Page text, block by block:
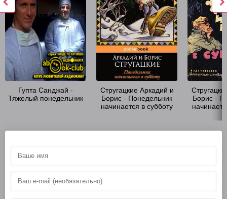
Гупта Санджай -
Тяжелый понедельник
Стругацкие Аркадий и
Борис - Понедельник
начинается в субботу
Борис -